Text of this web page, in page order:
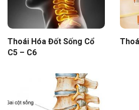
Thoái Hóa Đốt Sống Cổ
C5 – C6